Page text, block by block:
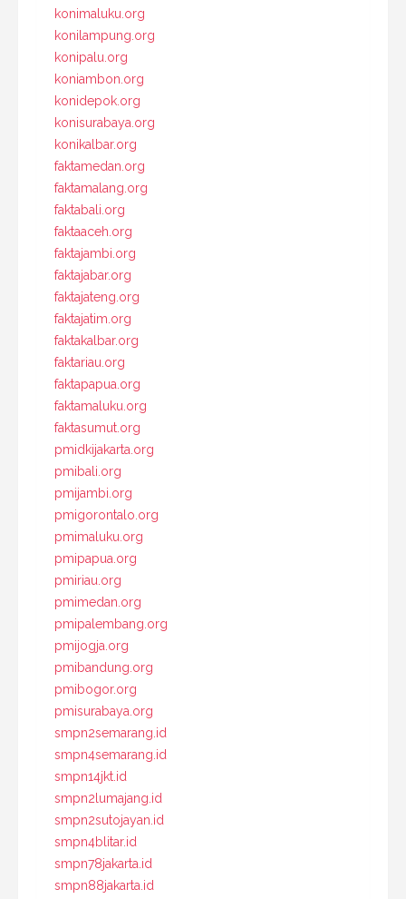
konimaluku.org
konilampung.org
konipalu.org
koniambon.org
konidepok.org
konisurabaya.org
konikalbar.org
faktamedan.org
faktamalang.org
faktabali.org
faktaaceh.org
faktajambi.org
faktajabar.org
faktajateng.org
faktajatim.org
faktakalbar.org
faktariau.org
faktapapua.org
faktamaluku.org
faktasumut.org
pmidkijakarta.org
pmibali.org
pmijambi.org
pmigorontalo.org
pmimaluku.org
pmipapua.org
pmiriau.org
pmimedan.org
pmipalembang.org
pmijogja.org
pmibandung.org
pmibogor.org
pmisurabaya.org
smpn2semarang.id
smpn4semarang.id
smpn14jkt.id
smpn2lumajang.id
smpn2sutojayan.id
smpn4blitar.id
smpn78jakarta.id
smpn88jakarta.id